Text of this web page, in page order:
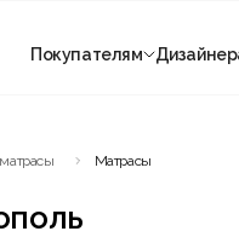
Покупателям
Матрасы